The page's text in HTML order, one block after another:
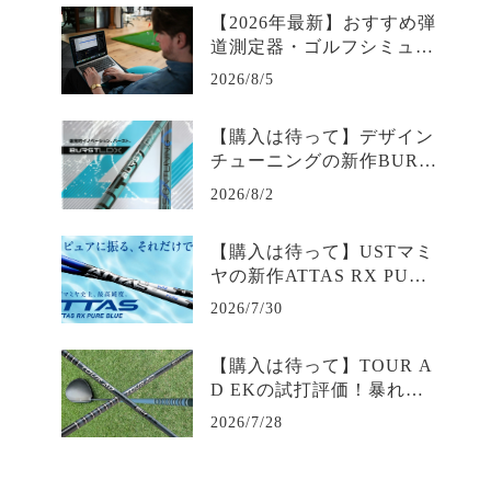
徹底解説
【2026年最新】おすすめ弾
道測定器・ゴルフシミュレ
ーター比較＆選び方完全ガ
2026/8/5
【購入は待って】デザイン
チューニングの新作BURS
T LDXの試打評価は？爆発
ミ・スペック・最安値を徹
底解説
2026/8/2
【購入は待って】USTマミ
ヤの新作ATTAS RX PURE
BLUEの試打評価は？｜評
2026/7/30
【購入は待って】TOUR A
D EKの試打評価！暴れな
い先調子の評判・価格を徹
2026/7/28